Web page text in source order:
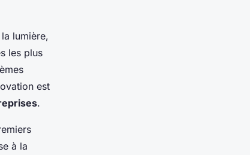
lumière,
les plus
est
.
à la